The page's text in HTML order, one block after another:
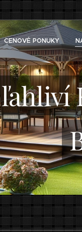
CENOVÉ PONUKY